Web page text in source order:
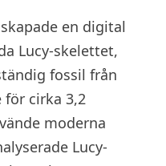
en digital
Lucy-skelettet,
fossil från
för cirka 3,2
moderna
Lucy-